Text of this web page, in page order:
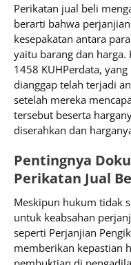
Perikatan jual beli
berarti bahwa
kesepakatan antara
yaitu barang dan harga.
1458 KUHPerdata,
dianggap telah terjadi
setelah mereka
tersebut beserta
diserahkan dan
Pentingnya
Perikatan Jual
Meskipun hukum tidak
untuk keabsahan
seperti Perjanjian
memberikan kepastian